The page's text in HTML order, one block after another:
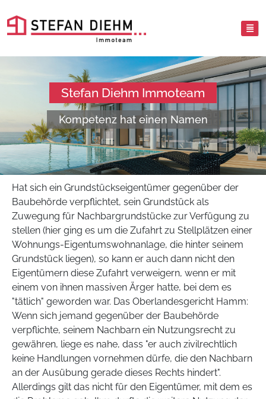
Stefan Diehm Immoteam
Kompetenz hat einen Namen
Hat sich ein Grundstückseigentümer gegenüber der
Baubehörde verpflichtet, sein Grundstück als
Zuwegung für Nachbargrundstücke zur Verfügung zu
stellen (hier ging es um die Zufahrt zu Stellplätzen einer
Wohnungs-Eigentumswohnanlage, die hinter seinem
Grundstück liegen), so kann er auch dann nicht den
Eigentümern diese Zufahrt verweigern, wenn er mit
einem von ihnen massiven Ärger hatte, bei dem es
"tätlich" geworden war. Das Oberlandesgericht Hamm:
Wenn sich jemand gegenüber der Baubehörde
verpflichte, seinem Nachbarn ein Nutzungsrecht zu
gewähren, liege es nahe, dass "er auch zivilrechtlich
keine Handlungen vornehmen dürfe, die den Nachbarn
an der Ausübung gerade dieses Rechts hindert".
Allerdings gilt das nicht für den Eigentümer, mit dem es